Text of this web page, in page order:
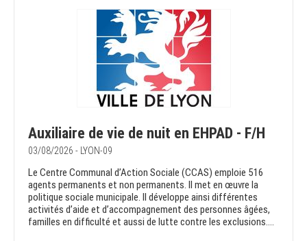
Auxiliaire de vie de nuit en EHPAD - F/H
03/08/2026 - LYON-09
Le Centre Communal d’Action Sociale (CCAS) emploie 516
agents permanents et non permanents. Il met en œuvre la
politique sociale municipale. Il développe ainsi différentes
activités d’aide et d’accompagnement des personnes âgées,
familles en difficulté et aussi de lutte contre les exclusions....